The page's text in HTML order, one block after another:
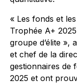
« Les fonds et
Trophée A+
groupe d’élite »,
et chef de la
gestionnaires de
2025 et ont